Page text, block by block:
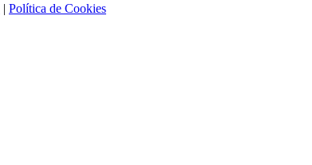
| Política de Cookies